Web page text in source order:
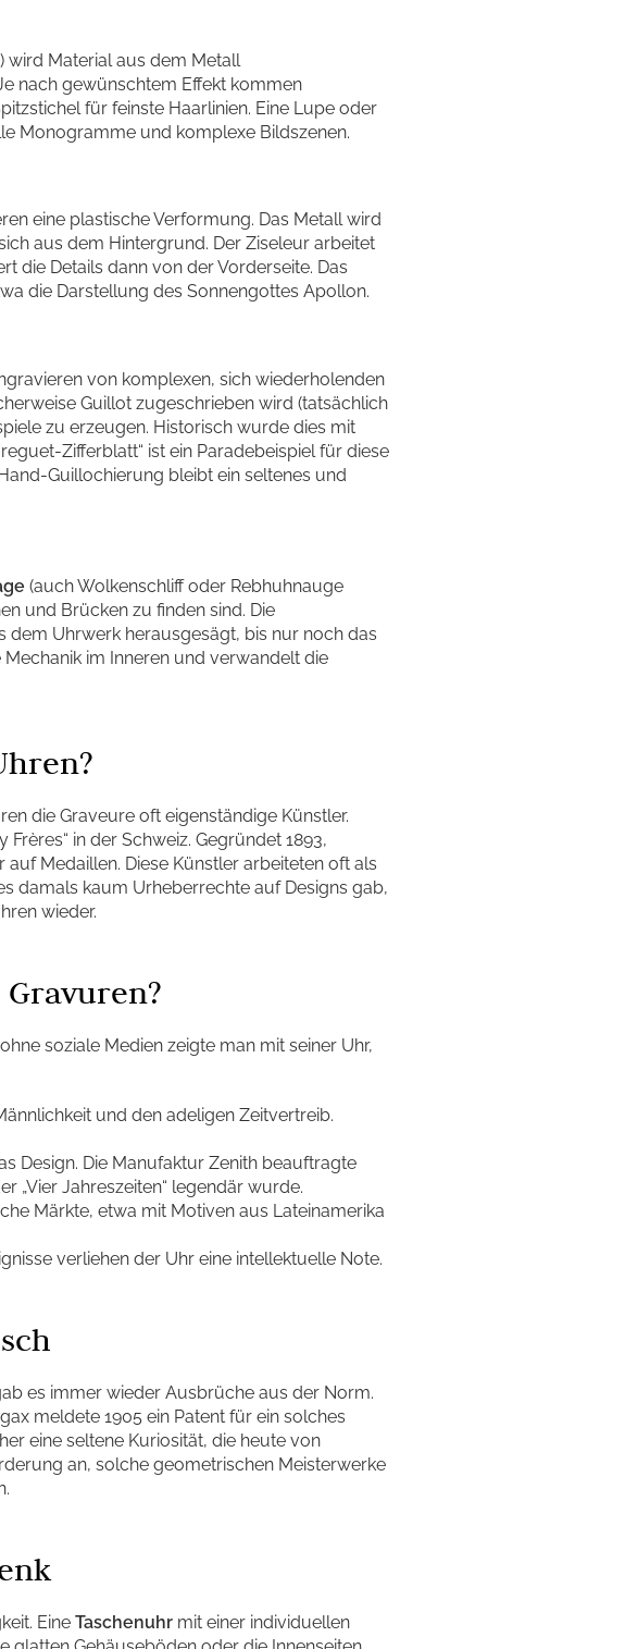
wird Material aus dem Metall
nach gewünschtem Effekt kommen
für feinste Haarlinien. Eine Lupe oder
Monogramme und komplexe Bildszenen.
eine plastische Verformung. Das Metall wird
aus dem Hintergrund. Der Ziseleur arbeitet
die Details dann von der Vorderseite. Das
die Darstellung des Sonnengottes Apollon.
von komplexen, sich wiederholenden
Guillot zugeschrieben wird (tatsächlich
zu erzeugen. Historisch wurde dies mit
Zifferblatt“ ist ein Paradebeispiel für diese
Guillochierung bleibt ein seltenes und
(auch Wolkenschliff oder Rebhuhnauge
und Brücken zu finden sind. Die
dem Uhrwerk herausgesägt, bis nur noch das
im Inneren und verwandelt die
die Graveure oft eigenständige Künstler.
in der Schweiz. Gegründet 1893,
Medaillen. Diese Künstler arbeiteten oft als
damals kaum Urheberrechte auf Designs gab,
wieder.
soziale Medien zeigte man mit seiner Uhr,
und den adeligen Zeitvertreib.
Design. Die Manufaktur Zenith beauftragte
„Vier Jahreszeiten“ legendär wurde.
Märkte, etwa mit Motiven aus Lateinamerika
verliehen der Uhr eine intellektuelle Note.
es immer wieder Ausbrüche aus der Norm.
meldete 1905 ein Patent für ein solches
eine seltene Kuriosität, die heute von
an, solche geometrischen Meisterwerke
EineTaschenuhr mit einer individuellen